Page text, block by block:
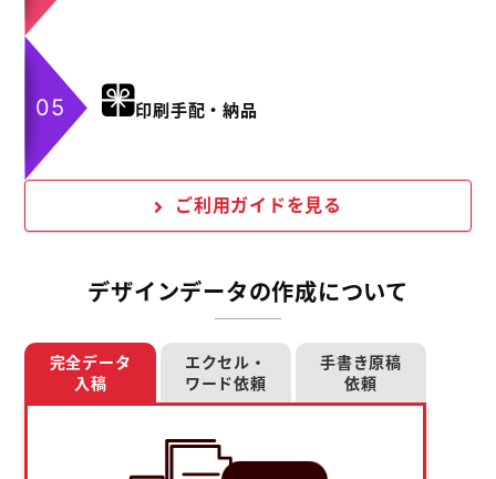
印刷手配・納品
ご利用ガイドを見る
デザインデータの作成について
完全データ
入稿
エクセル・
ワード依頼
手書き原稿
依頼